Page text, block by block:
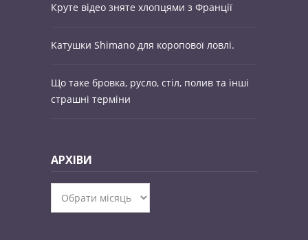
Круте відео зняте хлопцями з Франції
Kатушки Shimano для коропової ловлі.
Що таке бровка, русло, стіл, полив та інші
страшні терміни
АРХІВИ